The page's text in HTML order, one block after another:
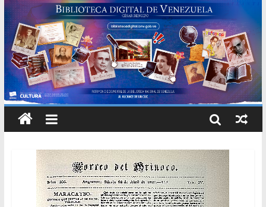
Modesta Bor Sánchez [material gráfico]
Gaceta Oficial de la República de Venezuela año CXXXIII Mes V,
Caracas 09 de marzo de 2006 N° 38.394
Catálogo temático de obras de Modesta Bor